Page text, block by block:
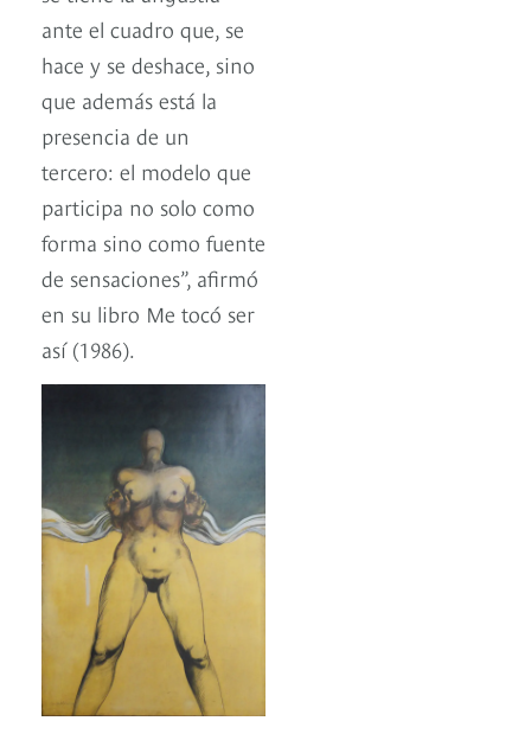
ante el cuadro que, se
hace y se deshace, sino
que además está la
presencia de un
tercero: el modelo que
participa no solo como
forma sino como fuente
de sensaciones”, afirmó
en su libro Me tocó ser
así (1986).